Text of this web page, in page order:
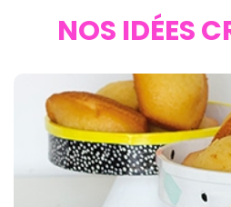
NOS IDÉES